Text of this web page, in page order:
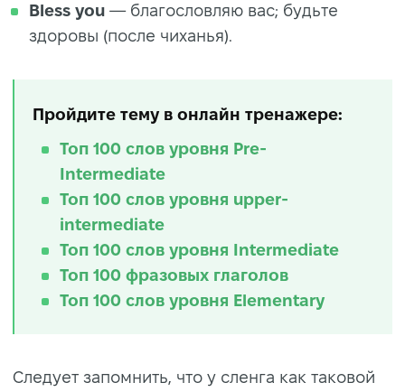
Bless you — благословляю вас; будьте
здоровы (после чиханья).
Пройдите тему в онлайн тренажере:
Топ 100 слов уровня Pre-
Intermediate
Топ 100 слов уровня upper-
intermediate
Топ 100 слов уровня Intermediate
Топ 100 фразовых глаголов
Топ 100 слов уровня Elementary
Следует запомнить, что у сленга как таковой